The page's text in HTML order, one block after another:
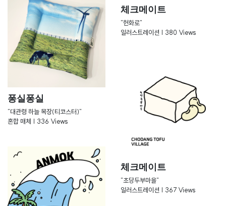
퐁실퐁실
"대관령 하늘 목장(티코스터)"
혼합 매체 | 336 Views
체크메이트
"헌화로"
일러스트레이션 | 380 Views
체크메이트
"초당두부마을"
일러스트레이션 | 367 Views